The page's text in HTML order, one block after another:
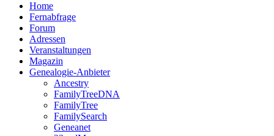
Home
Fernabfrage
Forum
Adressen
Veranstaltungen
Magazin
Genealogie-Anbieter
Ancestry
FamilyTreeDNA
FamilyTree
FamilySearch
Geneanet